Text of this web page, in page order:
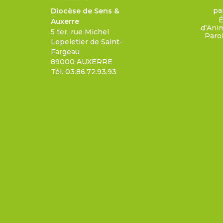
Diocèse de Sens &
Auxerre
5 ter, rue Michel
Lepeletier de Saint-
Fargeau
89000 AUXERRE
Tél. 03.86.72.93.93